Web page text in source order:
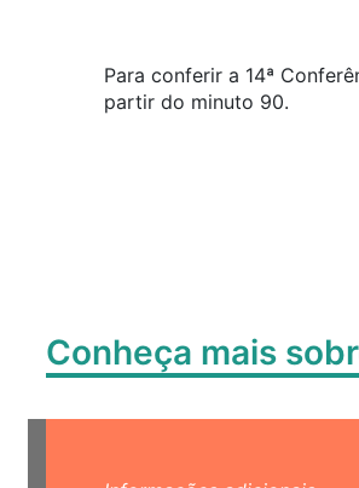
Para conferir a 14ª
partir do minuto 90.
Conheça mais